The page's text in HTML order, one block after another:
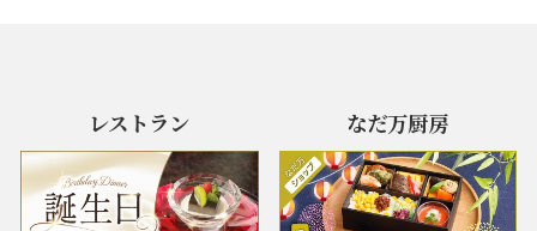
レストラン なだ万厨房